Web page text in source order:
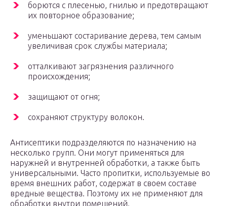
борются с плесенью, гнилью и предотвращают
их повторное образование;
уменьшают состаривание дерева, тем самым
увеличивая срок службы материала;
отталкивают загрязнения различного
происхождения;
защищают от огня;
сохраняют структуру волокон.
Антисептики подразделяются по назначению на
несколько групп. Они могут применяться для
наружней и внутренней обработки, а также быть
универсальными. Часто пропитки, используемые во
время внешних работ, содержат в своем составе
вредные вещества. Поэтому их не применяют для
обработки внутри помещений.